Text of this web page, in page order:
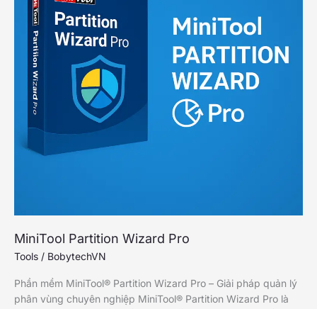
MiniTool Partition Wizard Pro
Tools / BobytechVN
Phần mềm MiniTool® Partition Wizard Pro – Giải pháp quản lý
phân vùng chuyên nghiệp MiniTool® Partition Wizard Pro là